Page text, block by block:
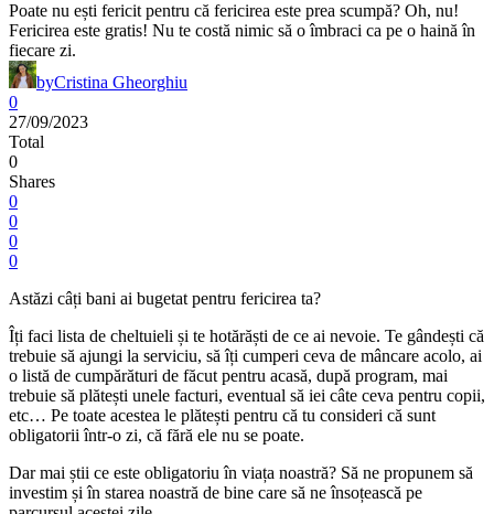
Poate nu ești fericit pentru că fericirea este prea scumpă? Oh, nu!
Fericirea este gratis! Nu te costă nimic să o îmbraci ca pe o haină în
fiecare zi.
byCristina Gheorghiu
0
27/09/2023
Total
0
Shares
0
0
0
0
Astăzi câți bani ai bugetat pentru fericirea ta?
Îți faci lista de cheltuieli și te hotărăști de ce ai nevoie. Te gândești că
trebuie să ajungi la serviciu, să îți cumperi ceva de mâncare acolo, ai
o listă de cumpărături de făcut pentru acasă, după program, mai
trebuie să plătești unele facturi, eventual să iei câte ceva pentru copii,
etc… Pe toate acestea le plătești pentru că tu consideri că sunt
obligatorii într-o zi, că fără ele nu se poate.
Dar mai știi ce este obligatoriu în viața noastră? Să ne propunem să
investim și în starea noastră de bine care să ne însoțească pe